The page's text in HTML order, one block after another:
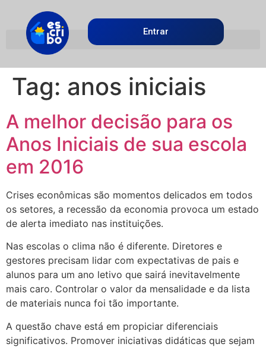
Entrar
Tag: anos iniciais
A melhor decisão para os
Anos Iniciais de sua escola
em 2016
Crises econômicas são momentos delicados em todos
os setores, a recessão da economia provoca um estado
de alerta imediato nas instituições.
Nas escolas o clima não é diferente. Diretores e
gestores precisam lidar com expectativas de pais e
alunos para um ano letivo que sairá inevitavelmente
mais caro. Controlar o valor da mensalidade e da lista
de materiais nunca foi tão importante.
A questão chave está em propiciar diferenciais
significativos. Promover iniciativas didáticas que sejam